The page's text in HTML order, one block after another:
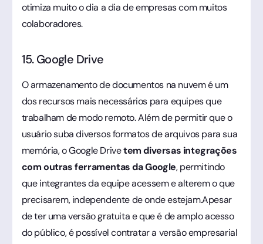
otimiza muito o dia a dia de empresas com muitos
colaboradores.
15. Google Drive
O armazenamento de documentos na nuvem é um
dos recursos mais necessários para equipes que
trabalham de modo remoto. Além de permitir que o
usuário suba diversos formatos de arquivos para sua
memória, o Google Drivetem diversas integrações
com outras ferramentas da Google, permitindo
que integrantes da equipe acessem e alterem o que
precisarem, independente de onde estejam.Apesar
de ter uma versão gratuita e que é de amplo acesso
do público, é possível contratar a versão empresarial